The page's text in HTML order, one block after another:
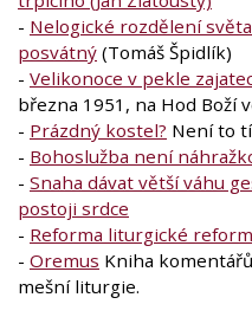
- Nelogické rozdělení
posvátný (Tomáš Špidlík)
- Velikonoce v pekle
března 1951, na Hod Boží
- Prázdný kostel? Není to
- Bohoslužba není
- Snaha dávat větší váhu
postoji srdce
- Reforma liturgické
- Oremus Kniha
mešní liturgie.